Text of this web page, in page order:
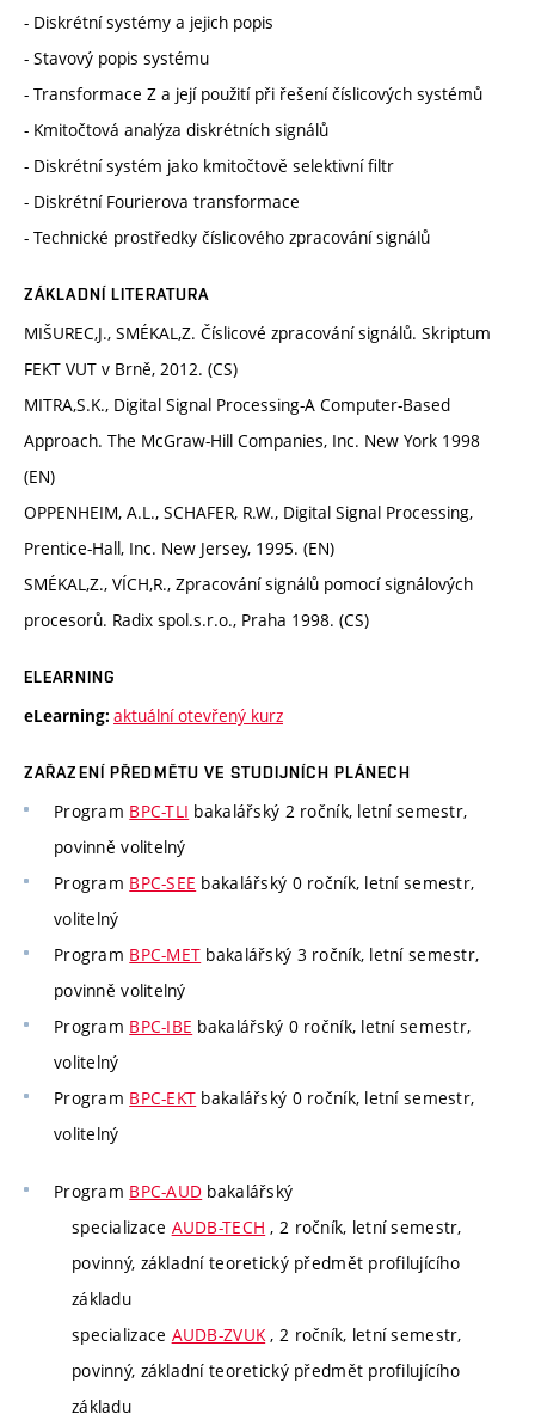
- Diskrétní systémy a jejich popis
- Stavový popis systému
- Transformace Z a její použití při řešení číslicových systémů
- Kmitočtová analýza diskrétních signálů
- Diskrétní systém jako kmitočtově selektivní filtr
- Diskrétní Fourierova transformace
- Technické prostředky číslicového zpracování signálů
ZÁKLADNÍ LITERATURA
MIŠUREC,J., SMÉKAL,Z. Číslicové zpracování signálů. Skriptum
FEKT VUT v Brně, 2012. (CS)
MITRA,S.K., Digital Signal Processing-A Computer-Based
Approach. The McGraw-Hill Companies, Inc. New York 1998
(EN)
OPPENHEIM, A.L., SCHAFER, R.W., Digital Signal Processing,
Prentice-Hall, Inc. New Jersey, 1995. (EN)
SMÉKAL,Z., VÍCH,R., Zpracování signálů pomocí signálových
procesorů. Radix spol.s.r.o., Praha 1998. (CS)
ELEARNING
eLearning: aktuální otevřený kurz
ZAŘAZENÍ PŘEDMĚTU VE STUDIJNÍCH PLÁNECH
Program BPC-TLI bakalářský 2 ročník, letní semestr,
povinně volitelný
Program BPC-SEE bakalářský 0 ročník, letní semestr,
volitelný
Program BPC-MET bakalářský 3 ročník, letní semestr,
povinně volitelný
Program BPC-IBE bakalářský 0 ročník, letní semestr,
volitelný
Program BPC-EKT bakalářský 0 ročník, letní semestr,
volitelný
Program BPC-AUD bakalářský
specializace AUDB-TECH , 2 ročník, letní semestr,
povinný, základní teoretický předmět profilujícího
základu
specializace AUDB-ZVUK , 2 ročník, letní semestr,
povinný, základní teoretický předmět profilujícího
základu